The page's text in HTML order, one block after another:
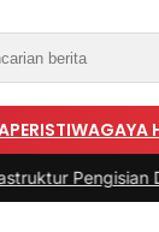
PERISTIWAGAYA
Daya